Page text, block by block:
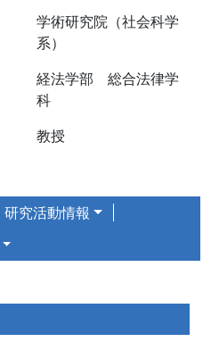
学術研究院（社会科学
系）
経法学部 総合法律学
科
教授
研究活動情報